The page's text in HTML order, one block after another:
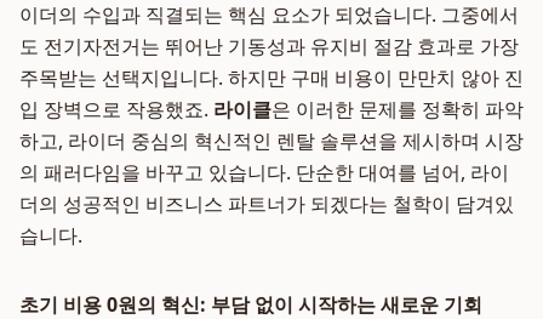
이더의 수입과 직결되는 핵심 요소가 되었습니다. 그중에서
도 전기자전거는 뛰어난 기동성과 유지비 절감 효과로 가장
주목받는 선택지입니다. 하지만 구매 비용이 만만치 않아 진
입 장벽으로 작용했죠. 라이클은 이러한 문제를 정확히 파악
하고, 라이더 중심의 혁신적인 렌탈 솔루션을 제시하며 시장
의 패러다임을 바꾸고 있습니다. 단순한 대여를 넘어, 라이
더의 성공적인 비즈니스 파트너가 되겠다는 철학이 담겨있
습니다.
초기 비용 0원의 혁신: 부담 없이 시작하는 새로운 기회